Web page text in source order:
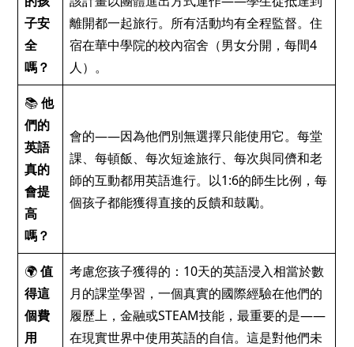
子安
全
嗎？
離開都一起旅行。所有活動均有全程監督。住
宿在華中學院的校內宿舍（男女分開，每間4
人）。
📚他
們的
英語
真的
會提
高
嗎？
會的——因為他們別無選擇只能使用它。每堂
課、每頓飯、每次短途旅行、每次與同儕和老
師的互動都用英語進行。以1:6的師生比例，每
個孩子都能獲得直接的反饋和鼓勵。
🌍值
得這
個費
用
考慮您孩子獲得的：10天的英語浸入相當於數
月的課堂學習，一個真實的國際經驗在他們的
履歷上，金融或STEAM技能，最重要的是——
在現實世界中使用英語的自信。這是對他們未